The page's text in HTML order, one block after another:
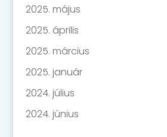
2025. május
2025. április
2025. március
2025. január
2024. július
2024. június